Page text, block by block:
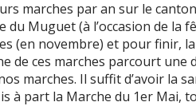
marches par an sur le
du Muguet (à l’occasion de la
(en novembre) et pour finir,
de ces marches parcourt une
marches. Il suffit d’avoir la
à part la Marche du 1er Mai,